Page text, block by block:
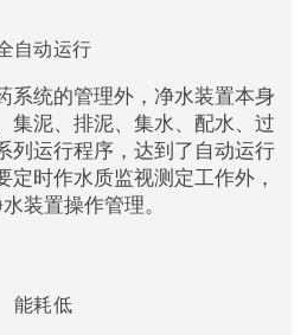
自动运行
系统的管理外，净水装置本身
集泥、排泥、集水、配水、过
列运行程序，达到了自动运行
定时作水质监视测定工作外，
装置操作管理。
能耗低